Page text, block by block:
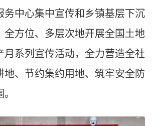
务中心集中宣传和乡镇基层下沉
全方位、多层次地开展全国土地
月系列宣传活动，全力营造全社
地、节约集约用地、筑牢安全防